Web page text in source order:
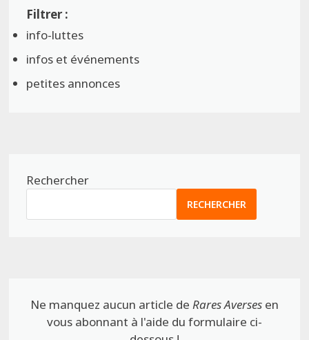
info-luttes
infos et événements
petites annonces
Rechercher
RECHERCHER
Ne manquez aucun article de Rares Aversesen
vous abonnant à l'aide du formulaire ci-